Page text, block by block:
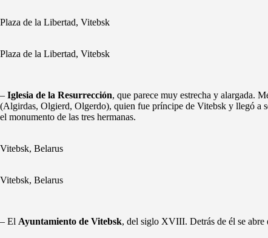
Plaza de la Libertad, Vitebsk
Plaza de la Libertad, Vitebsk
– Iglesia de la Resurrección, que parece muy estrecha y alargada.
(Algirdas, Olgierd, Olgerdo), quien fue príncipe de Vitebsk y llegó a
el monumento de las tres hermanas.
Vitebsk, Belarus
Vitebsk, Belarus
– El Ayuntamiento de Vitebsk, del siglo XVIII. Detrás de él se abre